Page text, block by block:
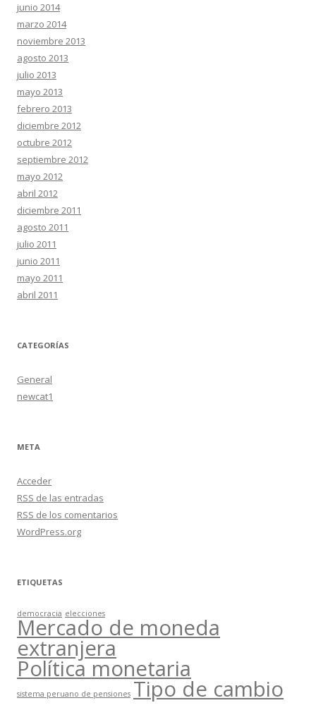
junio 2014
marzo 2014
noviembre 2013
agosto 2013
julio 2013
mayo 2013
febrero 2013
diciembre 2012
octubre 2012
septiembre 2012
mayo 2012
abril 2012
diciembre 2011
agosto 2011
julio 2011
junio 2011
mayo 2011
abril 2011
CATEGORÍAS
General
newcat1
META
Acceder
RSS de las entradas
RSS de los comentarios
WordPress.org
ETIQUETAS
democracia elecciones
Mercado de moneda
extranjera
Política monetaria
sistema peruano de pensiones Tipo de cambio